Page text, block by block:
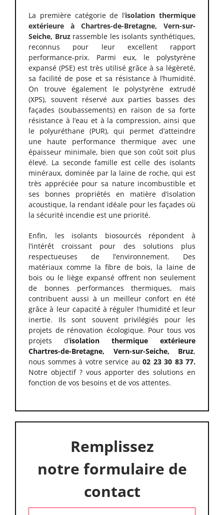
La première catégorie de l’isolation thermique
extérieure à Chartres-de-Bretagne, Vern-sur-
Seiche, Bruz rassemble les isolants synthétiques,
reconnus pour leur excellent rapport
performance-prix. Parmi eux, le polystyrène
expansé (PSE) est très utilisé grâce à sa légèreté,
sa facilité de pose et sa résistance à l’humidité.
On trouve également le polystyrène extrudé
(XPS), souvent réservé aux parties basses des
façades (soubassements) en raison de sa forte
résistance à l’eau et à la compression, ainsi que
le polyuréthane (PUR), qui permet d’atteindre
une haute performance thermique avec une
épaisseur minimale, bien que son coût soit plus
élevé. La seconde famille est celle des isolants
minéraux, dominée par la laine de roche, qui est
très appréciée pour sa nature incombustible et
ses bonnes propriétés en matière d’isolation
acoustique, la rendant idéale pour les façades où
la sécurité incendie est une priorité.
Enfin, les isolants biosourcés répondent à
l’intérêt croissant pour des solutions plus
respectueuses de l’environnement. Des
matériaux comme la fibre de bois, la laine de
bois ou le liège expansé offrent non seulement
de bonnes performances thermiques, mais
contribuent aussi à un meilleur confort en été
grâce à leur capacité à réguler l’humidité et leur
inertie. Ils sont souvent privilégiés pour les
projets de rénovation écologique. Pour tous vos
projets d’isolation thermique extérieure
Chartres-de-Bretagne, Vern-sur-Seiche, Bruz,
nous sommes à votre service au 02 23 30 83 77.
Notre objectif ? vous apporter des solutions en
fonction de vos besoins et de vos attentes.
Remplissez
notre formulaire de
contact